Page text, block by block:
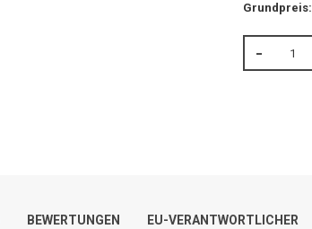
Grundpreis:
BEWERTUNGEN EU-VERANTWORTLICHER